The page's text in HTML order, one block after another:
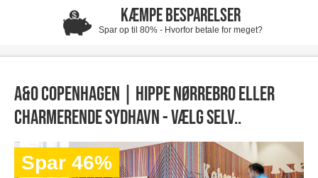
KÆMPE BESPARELSER
Spar op til 80% - Hvorfor betale for meget?
A&O Copenhagen | Hippe Nørrebro eller
Charmerende Sydhavn - vælg selv..
Spar 46%